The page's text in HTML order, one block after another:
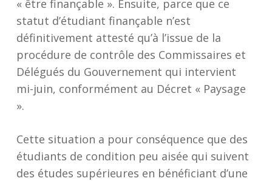
« être finançable ». Ensuite, parce que ce
statut d’étudiant finançable n’est
définitivement attesté qu’à l’issue de la
procédure de contrôle des Commissaires et
Délégués du Gouvernement qui intervient
mi-juin, conformément au Décret « Paysage
».
Cette situation a pour conséquence que des
étudiants de condition peu aisée qui suivent
des études supérieures en bénéficiant d’une